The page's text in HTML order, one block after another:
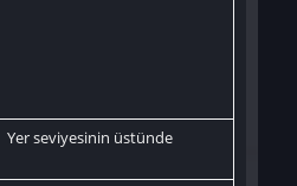
Yer seviyesinin üstünde